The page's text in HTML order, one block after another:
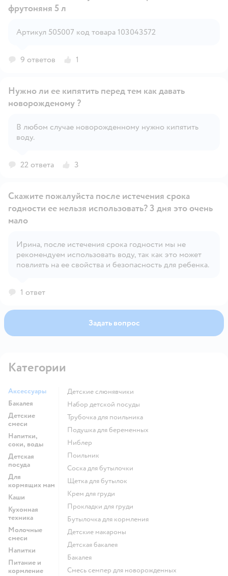
Открыть вопрос
фрутоняня 5 л
Артикул 505007 код товара 103043572
9 ответов 1
Открыть вопрос
Нужно ли ее кипятить перед тем как давать
новорожденому ?
В любом случае новорожденному нужно кипятить
воду.
22 ответа 3
Открыть вопрос
Скажите пожалуйста после истечения срока
годности ее нельзя использовать? 3 дня это очень
мало
Ирина, после истечения срока годности мы не
рекомендуем использовать воду, так как это может
повлиять на ее свойства и безопасность для ребенка.
1 ответ
Задать вопрос
Категории
Аксессуары
Бакалея
Детские
смеси
Напитки,
соки, воды
Детская
посуда
Для
кормящих мам
Каши
Кухонная
техника
Молочные
смеси
Напитки
Питание и
кормление
детские слюнявчики
набор детской посуды
трубочка для поильника
подушка для беременных
ниблер
поильник
соска для бутылочки
щетка для бутылок
крем для груди
прокладки для груди
бутылочка для кормления
детские макароны
детская бакалея
бакалея
смесь семпер для новорожденных